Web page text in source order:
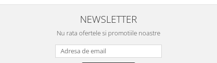
NEWSLETTER
Nu rata ofertele si promotiile noastre